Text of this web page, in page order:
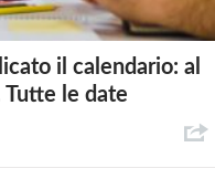
il calendario: al
Tutte le date